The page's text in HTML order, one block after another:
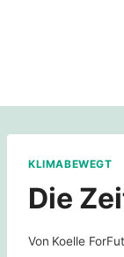
KLIMABEWEGT
Die
Von Koelle